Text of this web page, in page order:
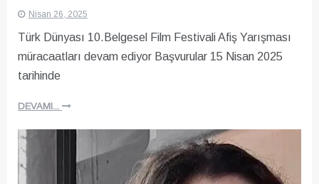
Nisan 26, 2025
Türk Dünyası 10.Belgesel Film Festivali Afiş Yarışması
müracaatları devam ediyor Başvurular 15 Nisan 2025
tarihinde
DEVAMI...